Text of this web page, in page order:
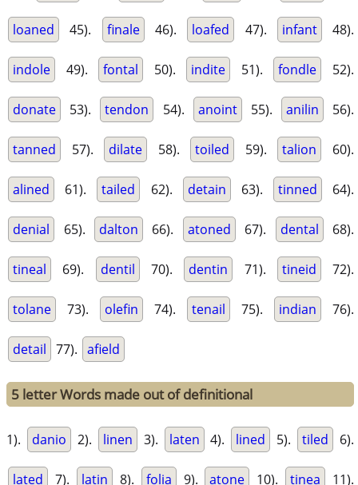
loaned 45). finale 46). loafed 47). infant 48).
indole 49). fontal 50). indite 51). fondle 52).
donate 53). tendon 54). anoint 55). anilin 56).
tanned 57). dilate 58). toiled 59). talion 60).
alined 61). tailed 62). detain 63). tinned 64).
denial 65). dalton 66). atoned 67). dental 68).
tineal 69). dentil 70). dentin 71). tineid 72).
tolane 73). olefin 74). tenail 75). indian 76).
detail 77). afield
5 letter Words made out of definitional
1). danio 2). linen 3). laten 4). lined 5). tiled 6).
lated 7). latin 8). folia 9). atone 10). tinea 11).